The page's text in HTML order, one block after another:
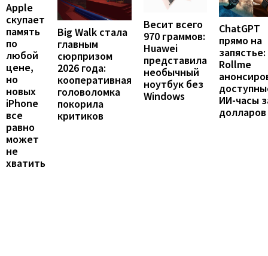
Apple
скупает
память
по
любой
цене,
но
новых
iPhone
все
равно
может
не
хватить
Big Walk стала
главным
сюрпризом
2026 года:
кооперативная
головоломка
покорила
критиков
Весит всего
970 граммов:
Huawei
представила
необычный
ноутбук без
Windows
ChatGPT
прямо на
запястье:
Rollme
ИИ-часы
долларов